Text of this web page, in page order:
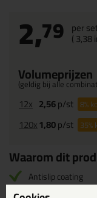
2,79 per
(3,38
Volumeprijzen
(geldig bij alle
12x 2,56p/st 8%
120x1,80p/st 35%
Waarom dit
Antislip coating
Goede